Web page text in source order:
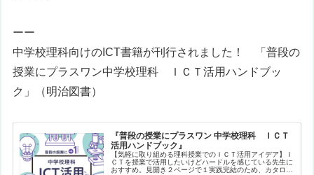
ーー
中学校理科向けのICT書籍が刊行されました！ 「普段の
授業にプラスワン中学校理科 ＩＣＴ活用ハンドブッ
ク 」（明治図書）
『普段の授業にプラスワン 中学校理科 ＩＣＴ
活用ハンドブック』
【気軽に取り組める理科授業でのＩＣＴ活用アイデア】Ｉ
ＣＴを授業で活用したいけどハードルを感じている先生に
おすすめ。見開き２ページで１実践完結のため、カタログ